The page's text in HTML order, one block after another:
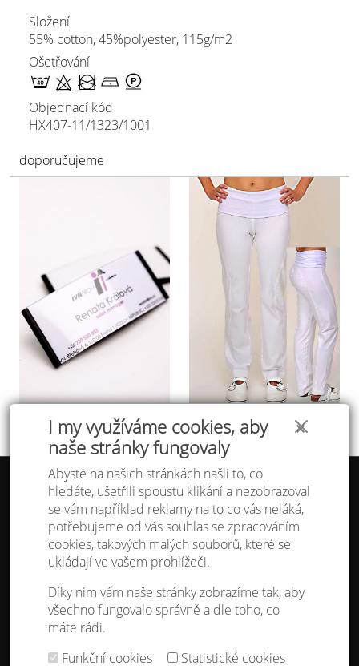
✕
I my využíváme cookies, aby
naše stránky fungovaly
Abyste na našich stránkách našli to, co
hledáte, ušetřili spoustu klikání a nezobrazoval
se vám například reklamy na to co vás neláká,
potřebujeme od vás souhlas se zpracováním
cookies, takových malých souborů, které se
ukládají ve vašem prohlížeči.
Díky nim vám naše stránky zobrazíme tak, aby
všechno fungovalo správně a dle toho, co
máte rádi.
Funkční cookies
Statistické cookies
Složení
55% cotton, 45%polyester, 115g/m2
Ošetřování
Objednací kód
HX407-11/1323/1001
doporučujeme
Tabulka velikostí
Doprava a platba
Ochrana osobních údajů
Obchodní podmínky
Kontakt
Atelier IVN
Na Výhledě 324/1
360 17 Karlovy Vary
Nastavení cookies